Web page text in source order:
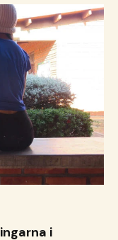
i